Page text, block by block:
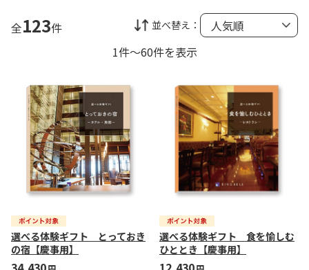
全123件 並べ替え：
1件～60件を表示
選べる体験ギフト とっておき
の宿【慶事用】
選べる体験ギフト 食を愉しむ
ひととき【慶事用】